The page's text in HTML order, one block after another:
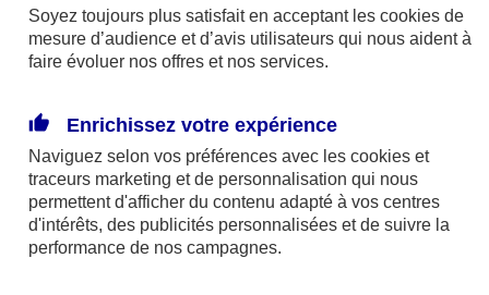
AXA France IARD et AXA France Vie sont
mandataires exclusifs en opérations de
246 et n°13 005 764 (consultable
surwww.orias.fr)
AXA Assistance France Assurances,
S.A au capital de 51 429 430,40 €,
Soyez toujours plus satisfait en acceptant les cookies de
mesure d’audience et d’avis utilisateurs qui nous aident à
faire évoluer nos offres et nos services.
Enrichissez votre expérience
Naviguez selon vos préférences avec les cookies et
traceurs marketing et de personnalisation qui nous
permettent d'afficher du contenu adapté à vos centres
d'intérêts, des publicités personnalisées et de suivre la
performance de nos campagnes.